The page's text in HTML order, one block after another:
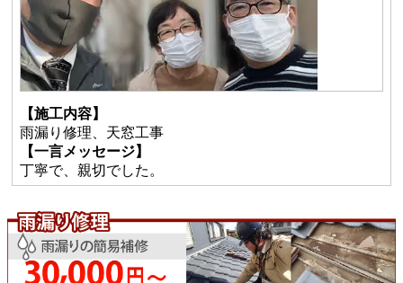
【施工内容】
雨漏り修理、天窓工事
【一言メッセージ】
丁寧で、親切でした。